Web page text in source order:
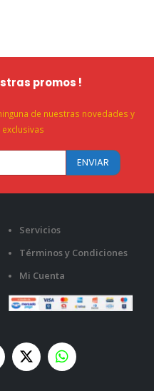
promos !
de nuestras novedades y
Servicios
Términos y Condiciones
Mi Cuenta